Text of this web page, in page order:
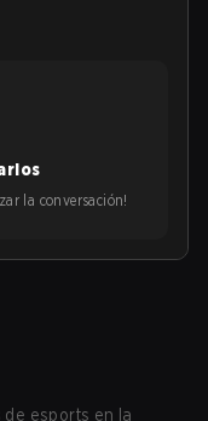
la conversación!
de esports en la